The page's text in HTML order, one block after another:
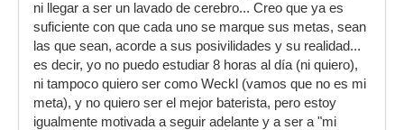
ni llegar a ser un lavado de cerebro... Creo que ya es
suficiente con que cada uno se marque sus metas, sean
las que sean, acorde a sus posivilidades y su realidad...
es decir, yo no puedo estudiar 8 horas al día (ni quiero),
ni tampoco quiero ser como Weckl (vamos que no es mi
meta), y no quiero ser el mejor baterista, pero estoy
igualmente motivada a seguir adelante y a ser a "mi